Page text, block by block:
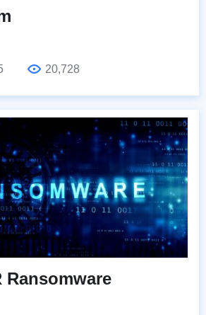
20,728
Ransomware